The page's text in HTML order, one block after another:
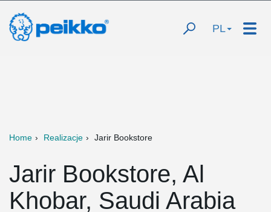
PL
Home Realizacje Jarir Bookstore
Jarir Bookstore, Al
Khobar, Saudi Arabia